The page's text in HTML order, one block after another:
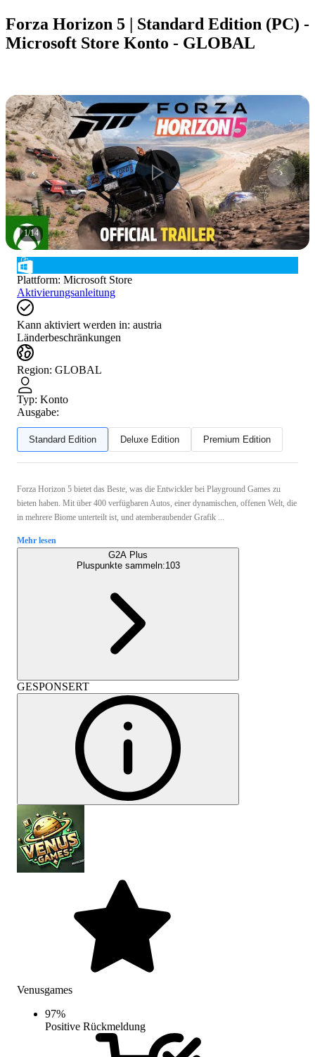
Forza Horizon 5 | Standard Edition (PC) -
Microsoft Store Konto - GLOBAL
1/14
Plattform: Microsoft Store
Aktivierungsanleitung
Kann aktiviert werden in: austria
Länderbeschränkungen
Region: GLOBAL
Typ: Konto
Ausgabe:
Standard Edition Deluxe Edition Premium Edition
Forza Horizon 5 bietet das Beste, was die Entwickler bei Playground Games zu
bieten haben. Mit über 400 verfügbaren Autos, einer dynamischen, offenen Welt, die
in mehrere Biome unterteilt ist, und atemberaubender Grafik ...
Mehr lesen
G2A Plus
Pluspunkte sammeln:103
GESPONSERT
Venusgames
97%
Positive Rückmeldung